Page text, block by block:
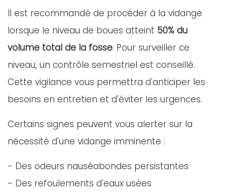
Il est recommandé de procéder à la vidange
lorsque le niveau de boues atteint 50% du
volume total de la fosse. Pour surveiller ce
niveau, un contrôle semestriel est conseillé.
Cette vigilance vous permettra d'anticiper les
besoins en entretien et d'éviter les urgences.
Certains signes peuvent vous alerter sur la
nécessité d'une vidange imminente :
- Des odeurs nauséabondes persistantes
- Des refoulements d'eaux usées